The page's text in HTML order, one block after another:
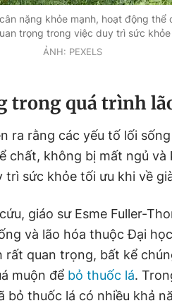
nặng khỏe mạnh, hoạt động thể
trọng trong việc duy trì sức
ẢNH: PEXELS
trong quá trình
ra rằng các yếu tố lối
chất, không bị mất ngủ
sức khỏe tối ưu khi về
giáo sư Esme Fuller-
và lão hóa thuộc Đại
rất quan trọng, bất kể
muộn để bỏ thuốc lá.
bỏ thuốc lá có nhiều khả